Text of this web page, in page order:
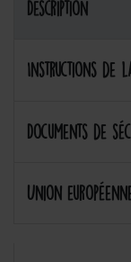
Description
Instructions de
Documents de
Union